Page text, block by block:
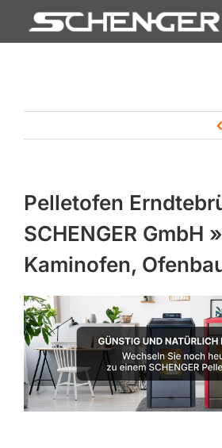
Inhalt
HÄNDLERSUCHE
UNTERNEHMEN
PROFIL
WARENKORB
PRODUCTS
SEARCH
Pelletofen
SCHENGER GmbH »
Kaminofen,